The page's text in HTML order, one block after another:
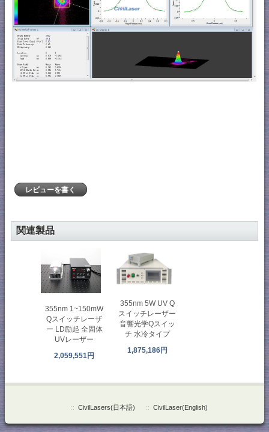
レビューを書く
関連製品
355nm 1~150mW
Qスイッチレーザ
ー LD励起 全固体
UVレーザー
2,059,551円
355nm 5W UV Q
スイッチレーザー
音響光学Qスイッ
チ 水冷タイプ
1,875,186円
:: CivilLasers(日本語) :: CivilLaser(English)